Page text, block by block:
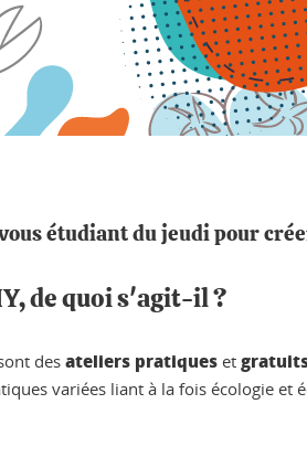
étudiant du jeudi pour
de quoi s'agit-il ?
des ateliers pratiques et
variées liant à la fois écologie et